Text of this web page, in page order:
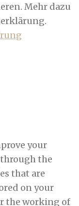
Mehr dazu
your
the
that are
on your
the working of